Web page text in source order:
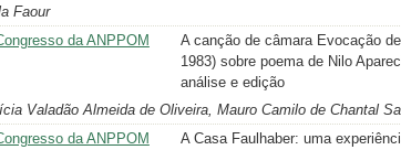
Faour
da ANPPOM
A canção de câmara Evocação
1983) sobre poema de Nilo
análise e edição
Valadão Almeida de Oliveira, Mauro Camilo de Chantal
da ANPPOM
A Casa Faulhaber: uma